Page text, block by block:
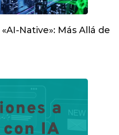
Native»: Más Allá de